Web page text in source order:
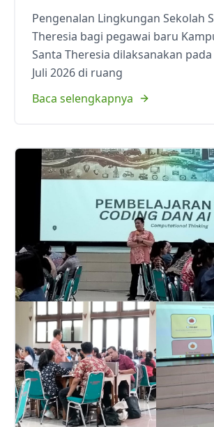
Pengenalan Lingkungan Sekolah
Theresia bagi pegawai baru
Santa Theresia dilaksanakan pada
Juli 2026 di ruang
Baca selengkapnya